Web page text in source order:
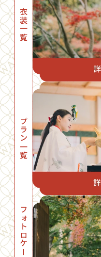
衣装一覧
プラン一覧